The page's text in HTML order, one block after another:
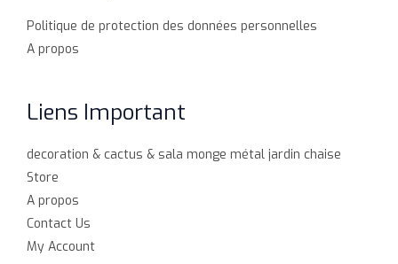
Politique de protection des données personnelles
A propos
Liens Important
decoration & cactus & sala monge métal jardin chaise
Store
A propos
Contact Us
My Account